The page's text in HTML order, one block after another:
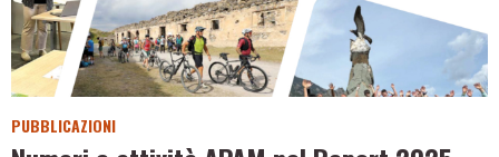
PUBBLICAZIONI